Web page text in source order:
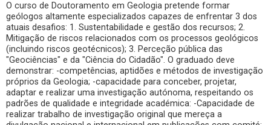
O curso de Doutoramento em Geologia pretende formar
geólogos altamente especializados capazes de enfrentar 3 dos
atuais desafios: 1. Sustentabilidade e gestão dos recursos; 2.
Mitigação de riscos relacionados com os processos geológicos
(incluindo riscos geotécnicos); 3. Perceção pública das
"Geociências" e da "Ciência do Cidadão". O graduado deve
demonstrar: -competências, aptidões e métodos de investigação
próprios da Geologia; -capacidade para conceber, projetar,
adaptar e realizar uma investigação autónoma, respeitando os
padrões de qualidade e integridade académica: -Capacidade de
realizar trabalho de investigação original que mereça a